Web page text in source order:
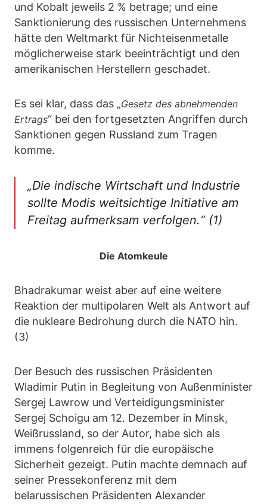
und Kobalt jeweils 2 % betrage; und eine
Sanktionierung des russischen Unternehmens
hätte den Weltmarkt für Nichteisenmetalle
möglicherweise stark beeinträchtigt und den
amerikanischen Herstellern geschadet.
Es sei klar, dass das „Gesetz des abnehmenden
Ertrags“ bei den fortgesetzten Angriffen durch
Sanktionen gegen Russland zum Tragen
komme.
„Die indische Wirtschaft und Industrie
sollte Modis weitsichtige Initiative am
Freitag aufmerksam verfolgen.“ (1)
Die Atomkeule
Bhadrakumar weist aber auf eine weitere
Reaktion der multipolaren Welt als Antwort auf
die nukleare Bedrohung durch die NATO hin.
(3)
Der Besuch des russischen Präsidenten
Wladimir Putin in Begleitung von Außenminister
Sergej Lawrow und Verteidigungsminister
Sergej Schoigu am 12. Dezember in Minsk,
Weißrussland, so der Autor, habe sich als
immens folgenreich für die europäische
Sicherheit gezeigt. Putin machte demnach auf
seiner Pressekonferenz mit dem
belarussischen Präsidenten Alexander